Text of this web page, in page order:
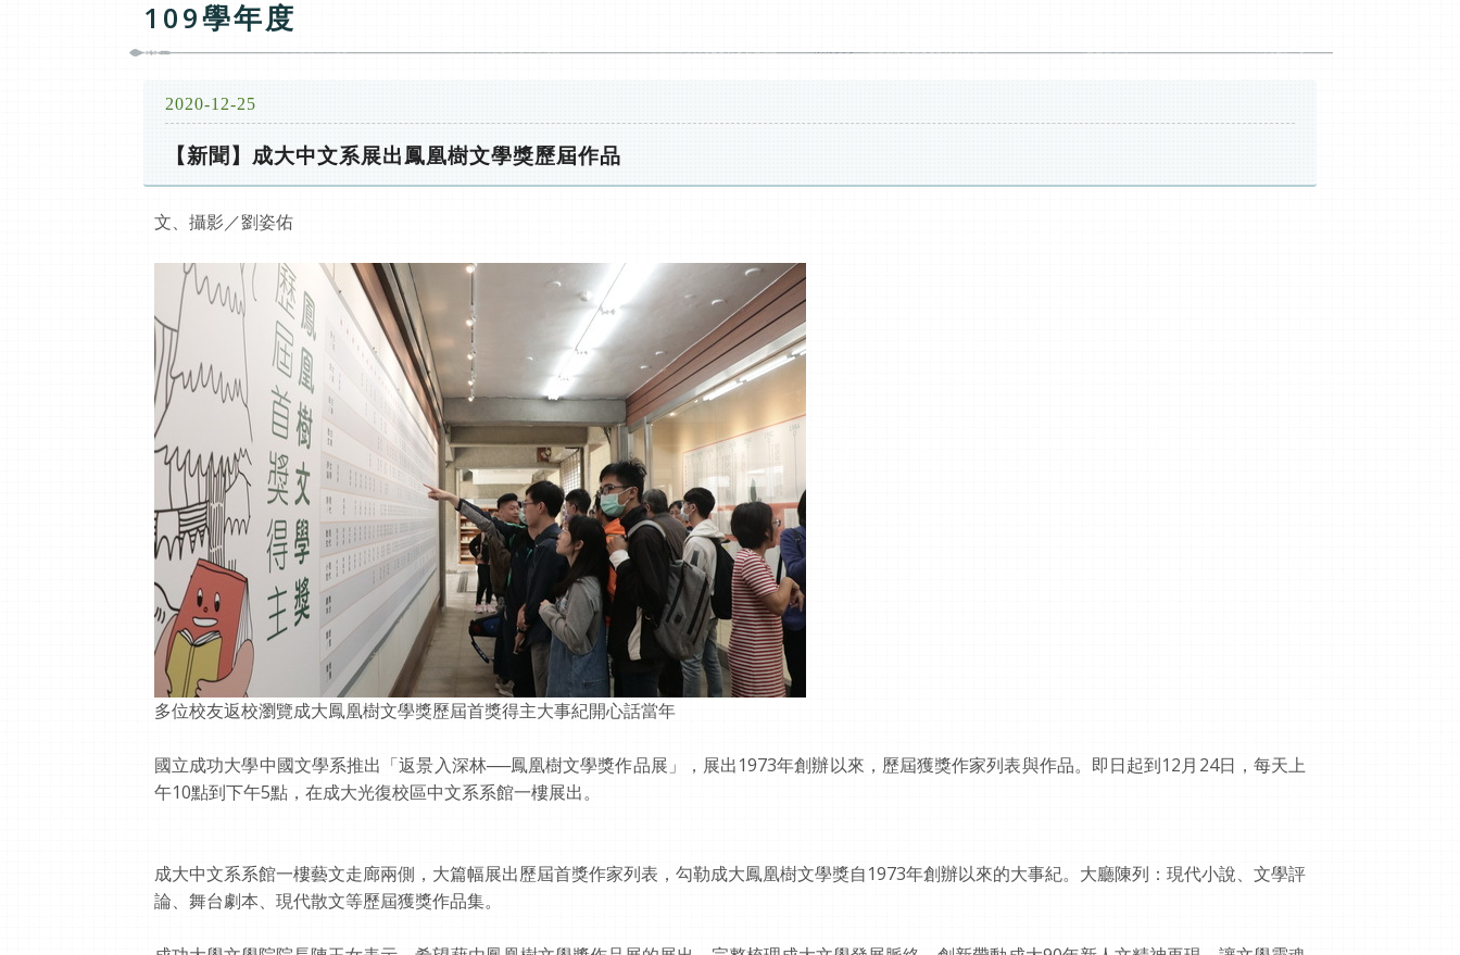
109學年度
2020-12-25
【新聞】成大中文系展出鳳凰樹文學獎歷屆作品
文、攝影／劉姿佑
多位校友返校瀏覽成大鳳凰樹文學獎歷屆首獎得主大事紀開心話當年
國立成功大學中國文學系推出「返景入深林──鳳凰樹文學獎作品展」，展出1973年創辦以來，歷屆獲獎作家列表與作品。即日起到12月24日，每天上
午10點到下午5點，在成大光復校區中文系系館一樓展出。
成大中文系系館一樓藝文走廊兩側，大篇幅展出歷屆首獎作家列表，勾勒成大鳳凰樹文學獎自1973年創辦以來的大事紀。大廳陳列：現代小說、文學評
論、舞台劇本、現代散文等歷屆獲獎作品集。